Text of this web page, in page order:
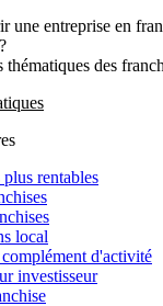
une entreprise en
des
rentables
local
d'activité
investisseur